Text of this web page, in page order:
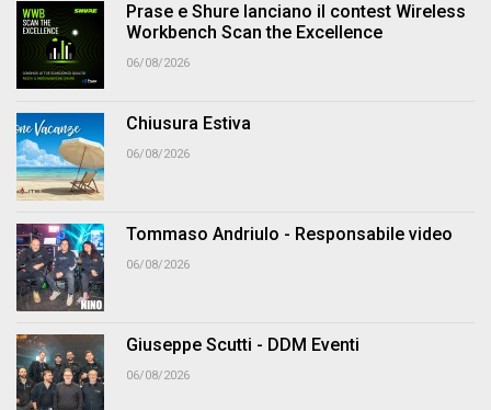
Prase e Shure lanciano il contest Wireless
Workbench Scan the Excellence
06/08/2026
Chiusura Estiva
06/08/2026
Tommaso Andriulo - Responsabile video
06/08/2026
Giuseppe Scutti - DDM Eventi
06/08/2026